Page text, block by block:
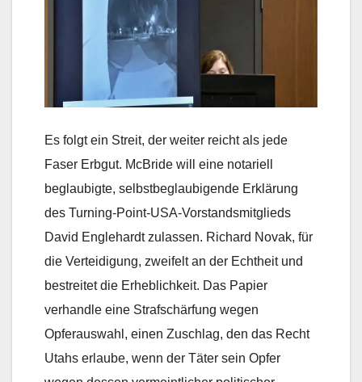
Es folgt ein Streit, der weiter reicht als jede
Faser Erbgut. McBride will eine notariell
beglaubigte, selbstbeglaubigende Erklärung
des Turning-Point-USA-Vorstandsmitglieds
David Englehardt zulassen. Richard Novak, für
die Verteidigung, zweifelt an der Echtheit und
bestreitet die Erheblichkeit. Das Papier
verhandle eine Strafschärfung wegen
Opferauswahl, einen Zuschlag, den das Recht
Utahs erlaube, wenn der Täter sein Opfer